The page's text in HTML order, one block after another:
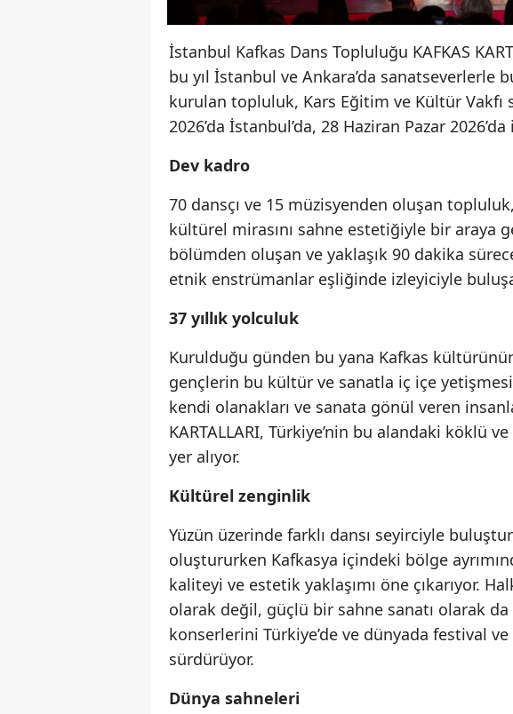
İstanbul Kafkas Dans Topluluğu KAFKAS
bu yıl İstanbul ve Ankara’da sanatseverlerle
kurulan topluluk, Kars Eğitim ve Kültür
2026’da İstanbul’da, 28 Haziran Pazar
Dev kadro
70 dansçı ve 15 müzisyenden oluşan
kültürel mirasını sahne estetiğiyle bir araya
bölümden oluşan ve yaklaşık 90 dakika
etnik enstrümanlar eşliğinde izleyiciyle
37 yıllık yolculuk
Kurulduğu günden bu yana Kafkas
gençlerin bu kültür ve sanatla iç içe
kendi olanakları ve sanata gönül veren
KARTALLARI, Türkiye’nin bu alandaki köklü
yer alıyor.
Kültürel zenginlik
Yüzün üzerinde farklı dansı seyirciyle
oluştururken Kafkasya içindeki bölge
kaliteyi ve estetik yaklaşımı öne çıkarıyor.
olarak değil, güçlü bir sahne sanatı olarak da
konserlerini Türkiye’de ve dünyada festival
sürdürüyor.
Dünya sahneleri